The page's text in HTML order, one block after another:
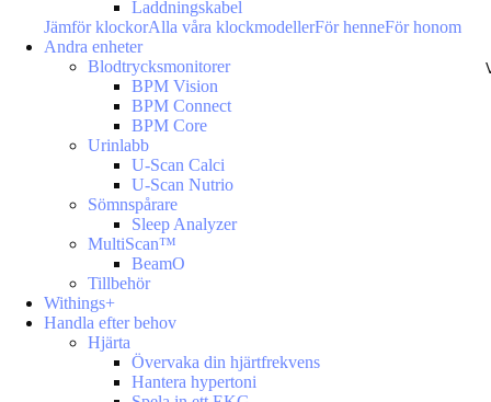
Laddningskabel
Jämför klockorAlla våra klockmodellerFör henneFör honom
Andra enheter
Blodtrycksmonitorer
BPM Vision
BPM Connect
BPM Core
Urinlabb
U-Scan Calci
U-Scan Nutrio
Sömnspårare
Sleep Analyzer
MultiScan™
BeamO
Tillbehör
Withings+
Handla efter behov
Hjärta
Övervaka din hjärtfrekvens
Hantera hypertoni